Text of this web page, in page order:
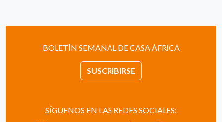
BOLETÍN SEMANAL DE CASA ÁFRICA
SUSCRIBIRSE
SÍGUENOS EN LAS REDES SOCIALES: